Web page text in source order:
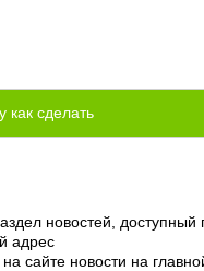
как сделать
новостей,
адрес
сайте новости на